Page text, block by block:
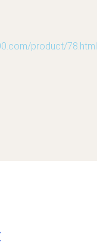
product/78.html